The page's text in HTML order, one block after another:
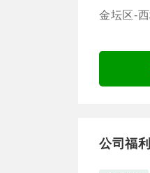
金坛区-
公司福利